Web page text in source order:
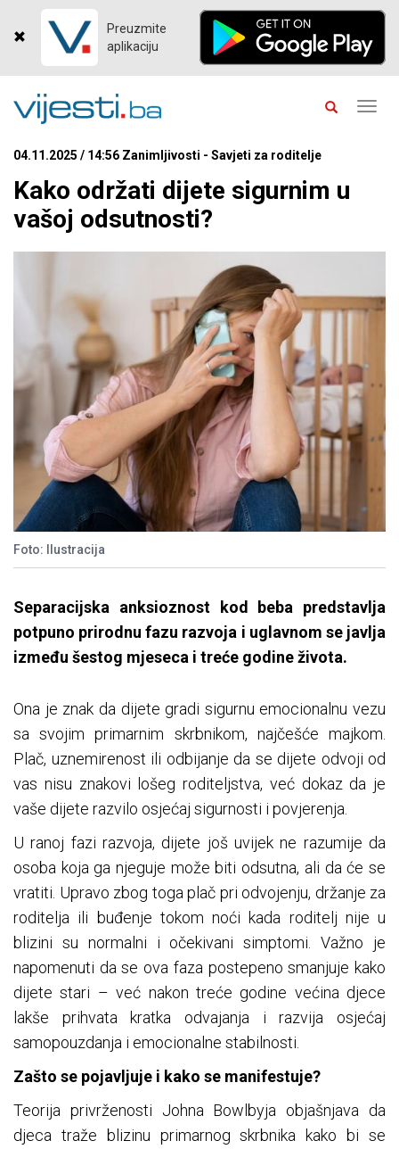
Preuzmite
aplikaciju
04.11.2025 / 14:56 Zanimljivosti - Savjeti za roditelje
Kako održati dijete sigurnim u
vašoj odsutnosti?
Foto: Ilustracija
Separacijska anksioznost kod beba predstavlja
potpuno prirodnu fazu razvoja i uglavnom se javlja
između šestog mjeseca i treće godine života.
Ona je znak da dijete gradi sigurnu emocionalnu vezu
sa svojim primarnim skrbnikom, najčešće majkom.
Plač, uznemirenost ili odbijanje da se dijete odvoji od
vas nisu znakovi lošeg roditeljstva, već dokaz da je
vaše dijete razvilo osjećaj sigurnosti i povjerenja.
U ranoj fazi razvoja, dijete još uvijek ne razumije da
osoba koja ga njeguje može biti odsutna, ali da će se
vratiti. Upravo zbog toga plač pri odvojenju, držanje za
roditelja ili buđenje tokom noći kada roditelj nije u
blizini su normalni i očekivani simptomi. Važno je
napomenuti da se ova faza postepeno smanjuje kako
dijete stari – već nakon treće godine većina djece
lakše prihvata kratka odvajanja i razvija osjećaj
samopouzdanja i emocionalne stabilnosti.
Zašto se pojavljuje i kako se manifestuje?
Teorija privrženosti Johna Bowlbyja objašnjava da
djeca traže blizinu primarnog skrbnika kako bi se